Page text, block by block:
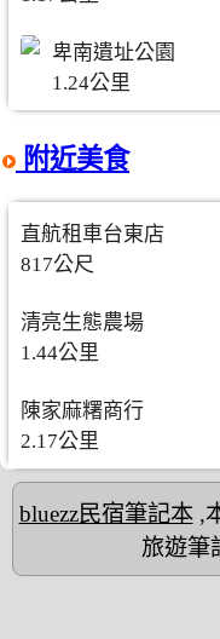
卑南遺址公園
1.24公里
附近美食
直航租車台東店
817公尺
清亮生態農場
1.44公里
陳家麻糬商行
2.17公里
bluezz民宿筆記本,
旅遊筆